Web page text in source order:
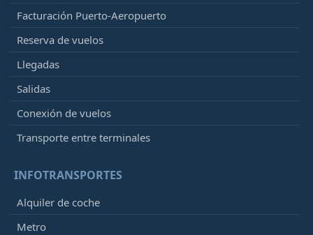
Facturación Puerto-Aeropuerto
Reserva de vuelos
Llegadas
Salidas
Conexión de vuelos
Transporte entre terminales
INFOTRANSPORTES
Alquiler de coche
Metro